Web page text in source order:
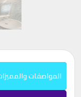
المواصفات